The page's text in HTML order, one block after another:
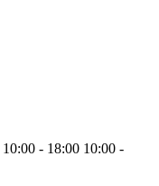
10:00 - 18:00 10:00 -